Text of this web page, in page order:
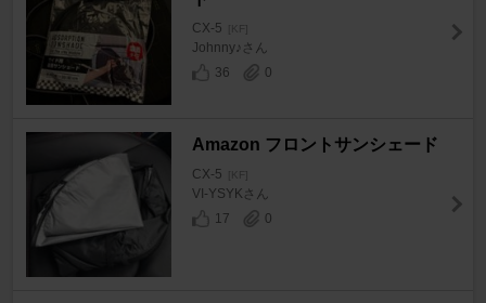
CX-5 [KF]
Johnny♪さん
36
0
Amazon フロントサンシェード
CX-5 [KF]
VI-YSYKさん
17
0